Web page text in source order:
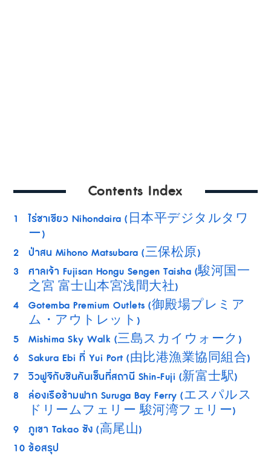
Contents Index
1
ไร่ชาเขียว Nihondaira (日本平デジタルタワ
ー)
2 ป่าสน Mihono Matsubara (三保松原)
3
ศาลเจ้า Fujisan Hongu Sengen Taisha (駿河国一
之宮 富士山本宮浅間大社)
4 Gotemba Premium Outlets (御殿場プレミア
ム・アウトレット)
5 Mishima Sky Walk (三島スカイウォーク)
6 Sakura Ebi ที่ Yui Port (由比港漁業協同組合)
7 วิวฟูจิกับชินคันเซ็นที่สถานี Shin-Fuji (新富士駅)
8 ล่องเรือข้ามฟาก Suruga Bay Ferry (エスパルス
ドリームフェリー 駿河湾フェリー)
9 ภูเขา Takao ซัง (高尾山)
10 ข้อสรุป